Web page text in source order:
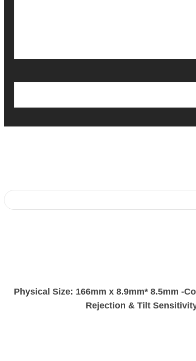
, -Physical Size: 166mm x 8.9mm* 8.5mm
Rejection & Tilt